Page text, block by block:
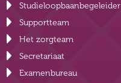
Studieloopbaanbegeleider
Supportteam
Het zorgteam
Secretariaat
Examenbureau